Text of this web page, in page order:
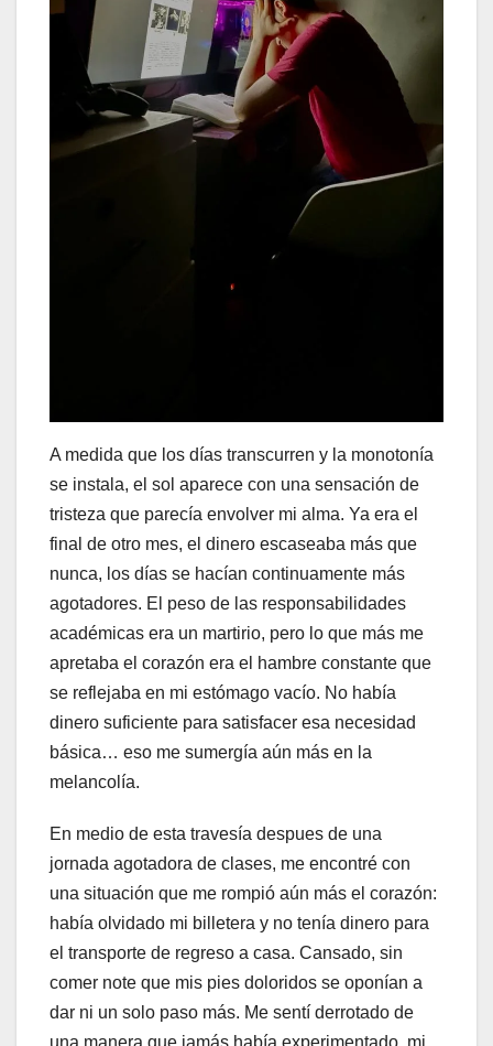
A medida que los días transcurren y la monotonía
se instala, el sol aparece con una sensación de
tristeza que parecía envolver mi alma. Ya era el
final de otro mes, el dinero escaseaba más que
nunca, los días se hacían continuamente más
agotadores. El peso de las responsabilidades
académicas era un martirio, pero lo que más me
apretaba el corazón era el hambre constante que
se reflejaba en mi estómago vacío. No había
dinero suficiente para satisfacer esa necesidad
básica… eso me sumergía aún más en la
melancolía.
En medio de esta travesía despues de una
jornada agotadora de clases, me encontré con
una situación que me rompió aún más el corazón:
había olvidado mi billetera y no tenía dinero para
el transporte de regreso a casa. Cansado, sin
comer note que mis pies doloridos se oponían a
dar ni un solo paso más. Me sentí derrotado de